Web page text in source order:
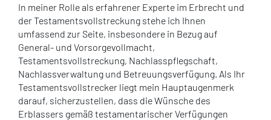
In meiner Rolle als erfahrener Experte im Erbrecht und
der Testamentsvollstreckung stehe ich Ihnen
umfassend zur Seite, insbesondere in Bezug auf
General- und Vorsorgevollmacht,
Testamentsvollstreckung, Nachlasspflegschaft,
Nachlassverwaltung und Betreuungsverfügung. Als Ihr
Testamentsvollstrecker liegt mein Hauptaugenmerk
darauf, sicherzustellen, dass die Wünsche des
Erblassers gemäß testamentarischer Verfügungen